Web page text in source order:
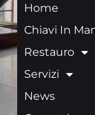
Home
Chiavi In
Restauro
Servizi
News